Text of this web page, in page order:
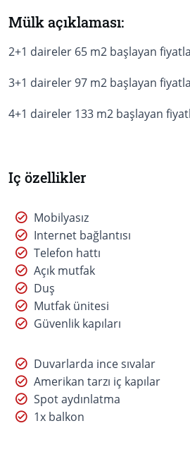
Mülk açıklaması:
2+1 daireler 65 m2 başlayan
3+1 daireler 97 m2 başlayan
4+1 daireler 133 m2 başlayan
Iç özellikler
Mobilyasız
Internet bağlantısı
Telefon hattı
Açık mutfak
Duş
Mutfak ünitesi
Güvenlik kapıları
Duvarlarda ince sıvalar
Amerikan tarzı iç kapılar
Spot aydınlatma
1x balkon